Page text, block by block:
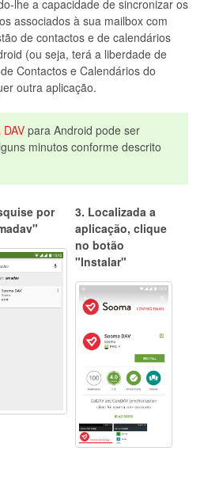
lhe a capacidade de sincronizar os
associados à sua mailbox com
de contactos e de calendários
(ou seja, terá a liberdade de
Contactos e Calendários do
outra aplicação.
para Android pode ser
minutos conforme descrito
por
3. Localizada a
aplicação, clique
no botão
"Instalar"